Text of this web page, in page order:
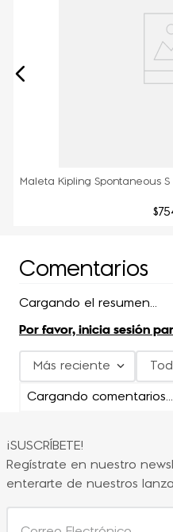
Maleta Kipling Spontaneous S
$
Comentarios
Cargando el resumen…
Por favor, inicia sesión
Más reciente
Cargando comentarios…
¡SUSCRÍBETE!
Regístrate en nuestro
enterarte de nuestros